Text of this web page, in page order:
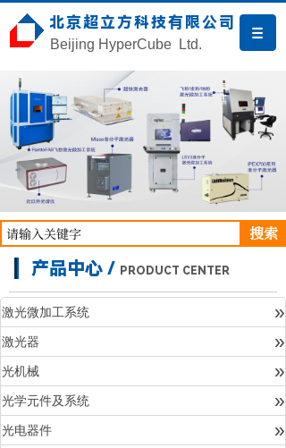
北京超立方科技有限公司
Beijing HyperCube Ltd.
搜索
产品中心 / PRODUCT CENTER
激光微加工系统 »
激光器 »
光机械 »
光学元件及系统 »
光电器件 »